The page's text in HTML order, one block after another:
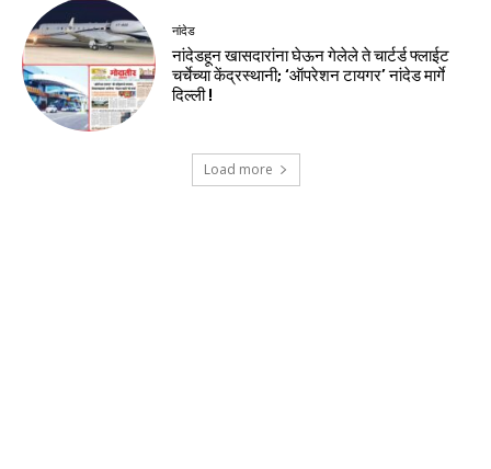
नांदेड
नांदेडहून खासदारांना घेऊन गेलेले ते चार्टर्ड फ्लाईट
चर्चेच्या केंद्रस्थानी; ‘ऑपरेशन टायगर’ नांदेड मार्गे
दिल्ली !
Load more